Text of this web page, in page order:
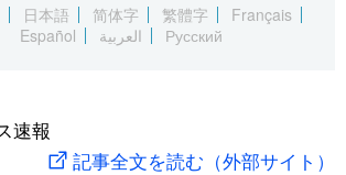
العربية お知らせ
日本語 简体字 繁體字
Français
Español
العربية Русский
速報
記事全文を読む（外部サイト）